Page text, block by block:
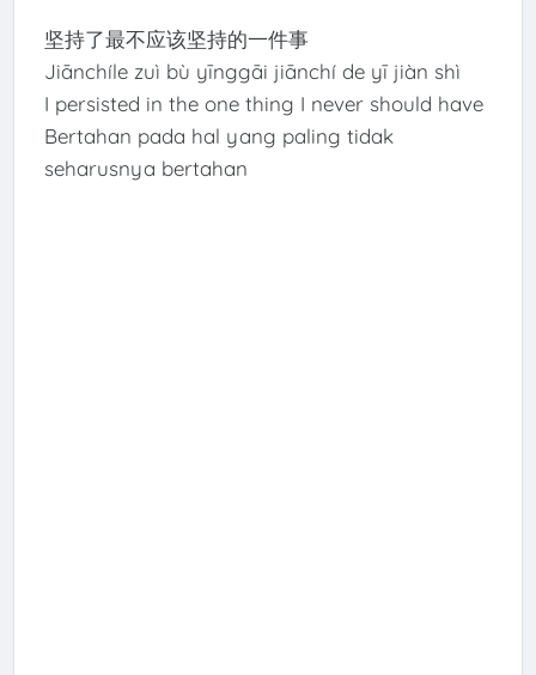
坚持了最不应该坚持的一件事
Jiānchíle zuì bù yīnggāi jiānchí de yī jiàn shì
I persisted in the one thing I never should have
Bertahan pada hal yang paling tidak
seharusnya bertahan